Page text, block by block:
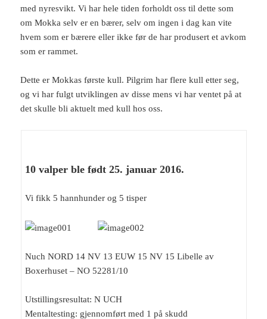
med nyresvikt. Vi har hele tiden forholdt oss til dette som
om Mokka selv er en bærer, selv om ingen i dag kan vite
hvem som er bærere eller ikke før de har produsert et avkom
som er rammet.
Dette er Mokkas første kull. Pilgrim har flere kull etter seg,
og vi har fulgt utviklingen av disse mens vi har ventet på at
det skulle bli aktuelt med kull hos oss.
10 valper ble født 25. januar 2016.
Vi fikk 5 hannhunder og 5 tisper
Nuch NORD 14 NV 13 EUW 15 NV 15 Libelle av
Boxerhuset – NO 52281/10
Utstillingsresultat: N UCH
Mentaltesting: gjennomført med 1 på skudd